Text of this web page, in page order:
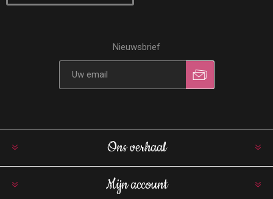
Nieuwsbrief
Ons verhaal
Mijn account